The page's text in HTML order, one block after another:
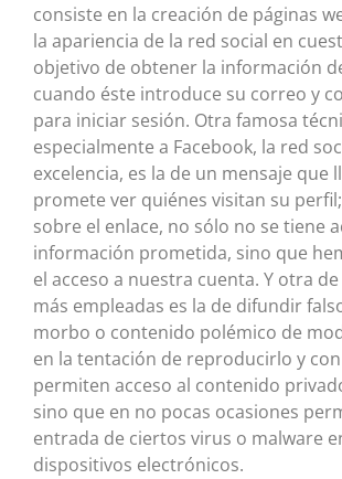
consiste en la creación de páginas
la apariencia de la red social en
objetivo de obtener la información
cuando éste introduce su correo y
para iniciar sesión. Otra famosa
especialmente a Facebook, la red
excelencia, es la de un mensaje que
promete ver quiénes visitan su
sobre el enlace, no sólo no se tiene
información prometida, sino que
el acceso a nuestra cuenta. Y otra
más empleadas es la de difundir
morbo o contenido polémico de
en la tentación de reproducirlo y
permiten acceso al contenido
sino que en no pocas ocasiones
entrada de ciertos virus o malware
dispositivos electrónicos.